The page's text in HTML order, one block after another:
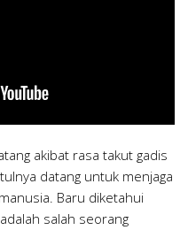
akibat rasa takut gadis
datang untuk menjaga
Baru diketahui
salah seorang